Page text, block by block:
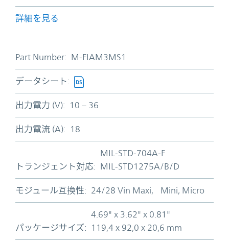
詳細を見る
Part Number: M-FIAM3MS1
データシート:
出力電力 (V): 10 – 36
出力電流 (A): 18
トランジェント対応:
MIL-STD-704A-F
MIL-STD1275A/B/D
モジュール互換性: 24/28 Vin Maxi, Mini, Micro
パッケージサイズ:
4.69" x 3.62" x 0.81"
119,4 x 92,0 x 20,6 mm